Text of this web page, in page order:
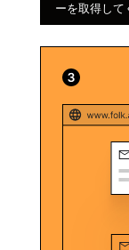
ーを取得して